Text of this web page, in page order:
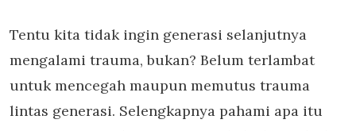
Tentu kita tidak ingin generasi selanjutnya
mengalami trauma, bukan? Belum terlambat
untuk mencegah maupun memutus trauma
lintas generasi. Selengkapnya pahami apa itu